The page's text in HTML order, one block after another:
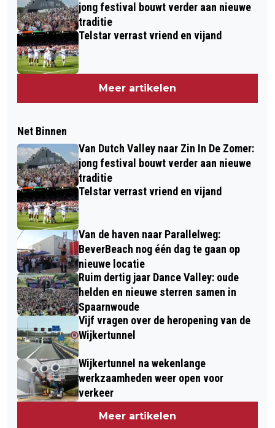
jong festival bouwt verder aan nieuwe
traditie
Telstar verrast vriend en vijand
Meer artikelen
Net Binnen
Van Dutch Valley naar Zin In De Zomer:
jong festival bouwt verder aan nieuwe
traditie
Telstar verrast vriend en vijand
Van de haven naar Parallelweg:
BeverBeach nog één dag te gaan op
nieuwe locatie
Ruim dertig jaar Dance Valley: oude
helden en nieuwe sterren samen in
Spaarnwoude
Vijf vragen over de heropening van de
Wijkertunnel
Wijkertunnel na wekenlange
werkzaamheden weer open voor
verkeer
Meer artikelen